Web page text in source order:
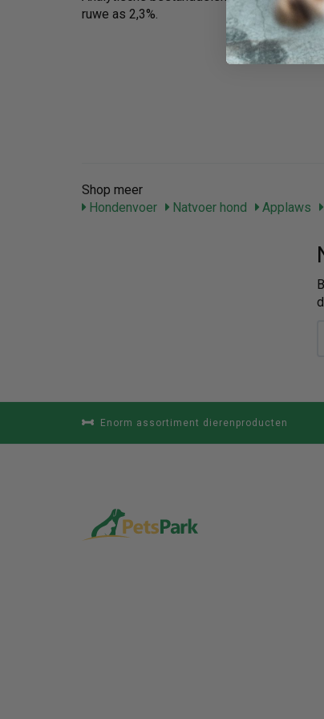
ruwe as 2,3%.
Shop meer
Hondenvoer
Natvoer hond Applaws
Enorm assortiment dierenproducten